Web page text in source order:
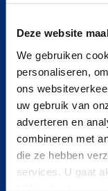
Deze website
We gebruiken
personaliseren,
ons
uw gebruik van
adverteren en
combineren met
die ze hebben
services. U gaat
Over ons
Schone Rivieren
Natuureducatie,
samenwerking
De Noordzee.
overheden
in Nederland in
Onze aanpak